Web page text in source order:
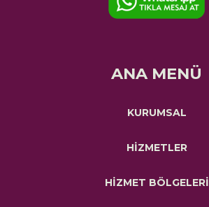
ANA MENÜ
KURUMSAL
HİZMETLER
HİZMET BÖLGELERİ